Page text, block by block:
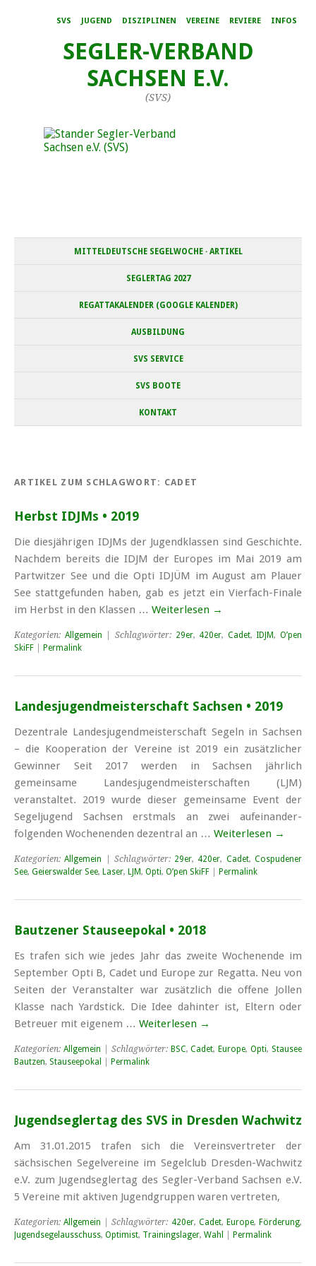
SVS JUGEND DISZIPLINEN VEREINE REVIERE INFOS
SEGLER-VERBAND
SACHSEN E.V.
(SVS)
MITTELDEUTSCHE SEGELWOCHE · ARTIKEL
SEGLERTAG 2027
REGATTAKALENDER (GOOGLE KALENDER)
AUSBILDUNG
SVS SERVICE
SVS BOOTE
KONTAKT
ARTIKEL ZUM SCHLAGWORT: CADET
Herbst IDJMs • 2019
Die diesjährigen IDJMs der Jugendklassen sind Geschichte.
Nachdem bereits die IDJM der Europes im Mai 2019 am
Partwitzer See und die Opti IDJÜM im August am Plauer
See stattgefunden haben, gab es jetzt ein Vierfach-Finale
im Herbst in den Klassen … Weiterlesen →
Kategorien: Allgemein | Schlagwörter: 29er, 420er, Cadet,IDJM, O’pen
SkiFF
Permalink
Landesjugendmeisterschaft Sachsen • 2019
Dezentrale Landesjugendmeisterschaft Segeln in Sachsen
– die Kooperation der Vereine ist 2019 ein zusätzlicher
Gewinner Seit 2017 werden in Sachsen jährlich
gemeinsame Landes­jugend­meister­schaften (LJM)
veranstaltet. 2019 wurde dieser gemeinsame Event der
Segel­jugend Sachsen erstmals an zwei auf­einander­
folgenden Wochen­enden dezentral an … Weiterlesen →
Kategorien:Allgemein | Schlagwörter: 29er, 420er, Cadet,Cospudener
See, Geierswalder See, Laser, LJM, Opti, O’pen SkiFF Permalink
Bautzener Stauseepokal • 2018
Es trafen sich wie jedes Jahr das zweite Wochen­ende im
September Opti B, Cadet und Europe zur Regatta. Neu von
Seiten der Veran­stalter war zusätzlich die offene Jollen
Klasse nach Yardstick. Die Idee dahinter ist, Eltern oder
Betreuer mit eigenem … Weiterlesen →
Kategorien: Allgemein | Schlagwörter: BSC,Cadet, Europe,Opti, Stausee
Bautzen, Stauseepokal Permalink
Jugendseglertag des SVS in Dresden Wachwitz
Am 31.01.2015 trafen sich die Vereinsvertreter der
sächsischen Segelvereine im Segelclub Dresden-Wachwitz
e.V. zum Jugendseglertag des Segler-Verband Sachsen e.V.
5 Vereine mit aktiven Jugend­gruppen waren vertreten,
Kategorien:Allgemein | Schlagwörter: 420er, Cadet, Europe, Förderung,
Jugendsegelausschuss, Optimist, Trainingslager, Wahl Permalink